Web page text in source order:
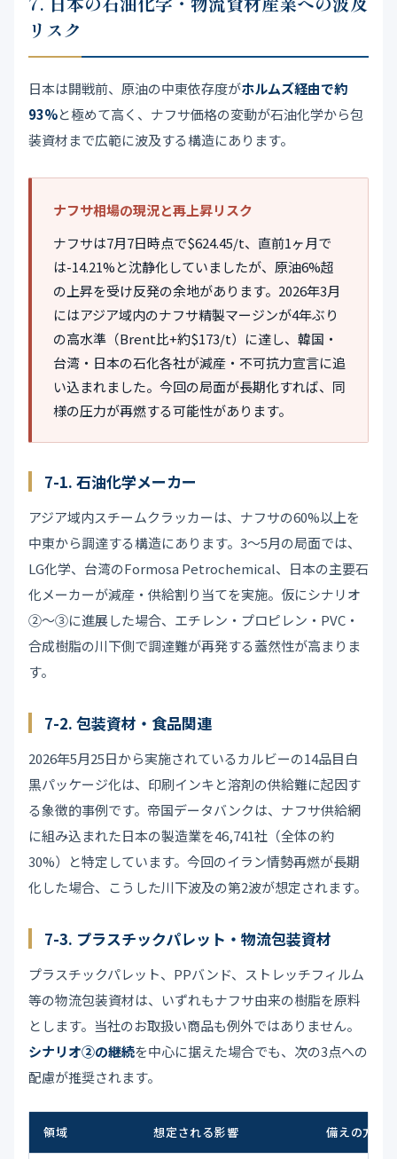
リスク
日本は開戦前、原油の中東依存度がホルムズ経由で約
93%と極めて高く、ナフサ価格の変動が石油化学から包
装資材まで広範に波及する構造にあります。
ナフサ相場の現況と再上昇リスク
ナフサは7月7日時点で$624.45/t、直前1ヶ月で
は-14.21%と沈静化していましたが、原油6%超
の上昇を受け反発の余地があります。2026年3月
にはアジア域内のナフサ精製マージンが4年ぶり
の高水準（Brent比+約$173/t）に達し、韓国・
台湾・日本の石化各社が減産・不可抗力宣言に追
い込まれました。今回の局面が長期化すれば、同
様の圧力が再燃する可能性があります。
7-1. 石油化学メーカー
アジア域内スチームクラッカーは、ナフサの60%以上を
中東から調達する構造にあります。3〜5月の局面では、
LG化学、台湾のFormosa Petrochemical、日本の主要石
化メーカーが減産・供給割り当てを実施。仮にシナリオ
②〜③に進展した場合、エチレン・プロピレン・PVC・
合成樹脂の川下側で調達難が再発する蓋然性が高まりま
す。
7-2. 包装資材・食品関連
2026年5月25日から実施されているカルビーの14品目白
黒パッケージ化は、印刷インキと溶剤の供給難に起因す
る象徴的事例です。帝国データバンクは、ナフサ供給網
に組み込まれた日本の製造業を46,741社（全体の約
30%）と特定しています。今回のイラン情勢再燃が長期
化した場合、こうした川下波及の第2波が想定されます。
7-3. プラスチックパレット・物流包装資材
プラスチックパレット、PPバンド、ストレッチフィルム
等の物流包装資材は、いずれもナフサ由来の樹脂を原料
とします。当社のお取扱い商品も例外ではありません。
シナリオ②の継続を中心に据えた場合でも、次の3点への
配慮が推奨されます。
領域 想定される影響 備えの方向